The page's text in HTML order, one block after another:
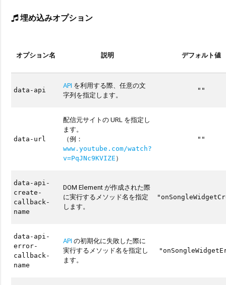
埋め込みオプション
オプション名 説明 デフォルト値
data-api
API を利用する際、任意の文
字列を指定します。
""
data-url
配信元サイトの URL を指定し
ます。
（例：
www.youtube.com/watch?
v=PqJNc9KVIZE ）
""
data-api-
create-
callback-
name
DOM Element が作成された際
に実行するメソッド名を指定
します。
data-api-
error-
callback-
name
API の初期化に失敗した際に
実行するメソッド名を指定し
ます。